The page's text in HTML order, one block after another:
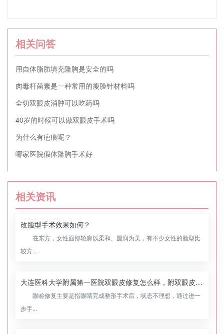
相关问答
用自体脂肪填充隆胸是安全的吗
肉毒杆菌素是一种常用的瘦脸针材料吗
全切双眼皮消肿可以吃药吗
40岁的时候可以做双眼皮手术吗
为什么有疤痕呢？
哪家医院假体隆胸手术好
相关资讯
改脸型手术效果如何？
在东方，女性面部轮廓以柔和、圆润为美，有不少女性的脸型比
较方...
大连医科大学附属第一医院双眼皮修复怎么样，附双眼皮修复案例
眼睑修复主要是指眼睛完成整形手术后，状态不理想，通过进一
步手...